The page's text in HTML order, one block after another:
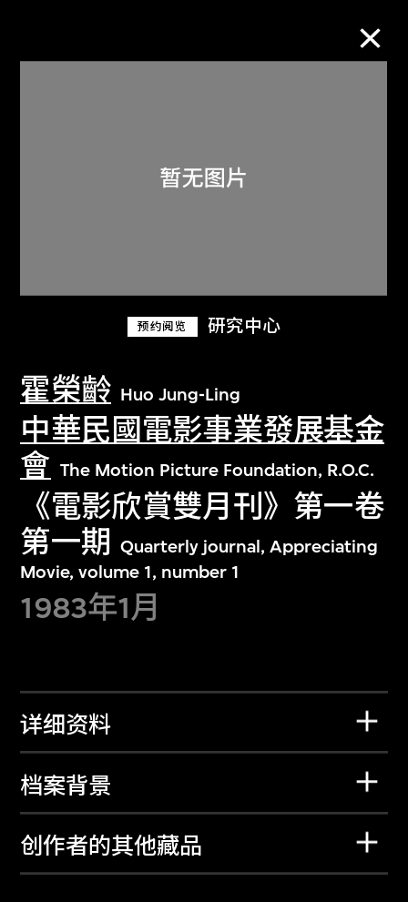
预约阅览 研究中心
霍榮齡 Huo Jung-Ling
中華民國電影事業發展基金
會 The Motion Picture Foundation, R.O.C.
《電影欣賞雙月刊》第一卷
第一期
Quarterly journal, Appreciating
Movie, volume 1, number 1
1983年1月
详细资料
档案背景
创作者的其他藏品
关于M+藏品
探索世界顶级的二十及二十一世纪视觉
文化藏品。